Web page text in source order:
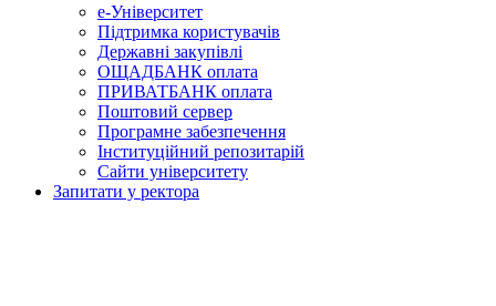
е-Університет
Підтримка користувачів
Державні закупівлі
ОЩАДБАНК оплата
ПРИВАТБАНК оплата
Поштовий сервер
Програмне забезпечення
Інституційний репозитарій
Сайти університету
Запитати у ректора